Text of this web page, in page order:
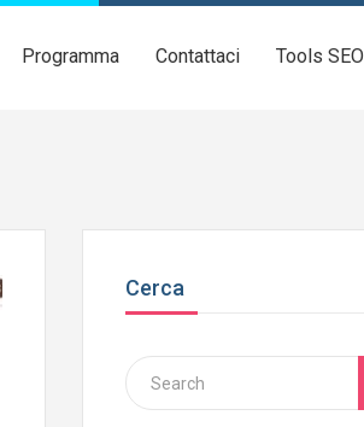
Programma Contattaci Tools SEO
Cerca